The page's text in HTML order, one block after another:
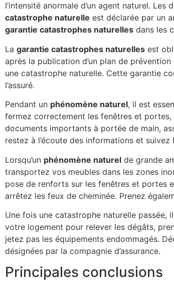
l’intensité anormale d’un agent naturel.
catastrophe naturelle est déclarée par un
garantie catastrophes naturelles dans les
La garantie catastrophes naturelles est
après la publication d’un plan de
une catastrophe naturelle. Cette garantie
l’assuré.
Pendant un phénomène naturel, il est
fermez correctement les fenêtres et
documents importants à portée de main,
restez à l’écoute des informations et
Lorsqu’un phénomène naturel de grande
transportez vos meubles dans les zones
pose de renforts sur les fenêtres et portes
arrêtez les feux de cheminée. Prenez
Une fois une catastrophe naturelle passée,
votre logement pour relever les dégâts,
jetez pas les équipements endommagés.
désignées par la compagnie d’assurance.
Principales conclusions